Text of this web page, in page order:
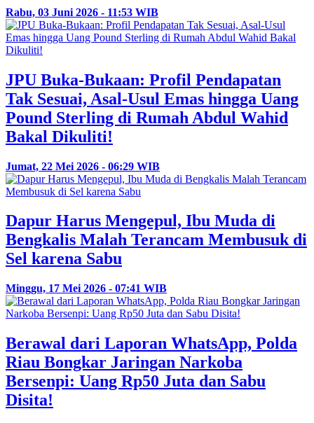
Rabu, 03 Juni 2026 - 11:53 WIB
JPU Buka-Bukaan: Profil Pendapatan
Tak Sesuai, Asal-Usul Emas hingga Uang
Pound Sterling di Rumah Abdul Wahid
Bakal Dikuliti!
Jumat, 22 Mei 2026 - 06:29 WIB
Dapur Harus Mengepul, Ibu Muda di
Bengkalis Malah Terancam Membusuk di
Sel karena Sabu
Minggu, 17 Mei 2026 - 07:41 WIB
Berawal dari Laporan WhatsApp, Polda
Riau Bongkar Jaringan Narkoba
Bersenpi: Uang Rp50 Juta dan Sabu
Disita!